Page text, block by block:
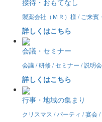
製薬会社（ＭＲ）様 / ご来賓
詳しくはこちら
会議・セミナー
会議 / 研修 / セミナー / 説明
詳しくはこちら
行事・地域の集まり
クリスマス / パーティ / 宴会